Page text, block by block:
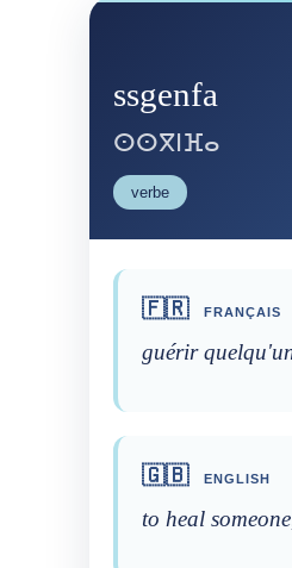
ssgenfa
ⵙⵙⴳⵏⴼⴰ
verbe
🇫🇷 FRANÇAIS
guérir
🇬🇧 ENGLISH
to heal